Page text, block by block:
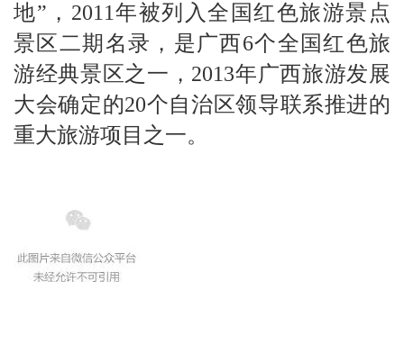
地”，2011年被列入全国红色旅游景点
景区二期名录，是广西6个全国红色旅
游经典景区之一，2013年广西旅游发展
大会确定的20个自治区领导联系推进的
重大旅游项目之一。